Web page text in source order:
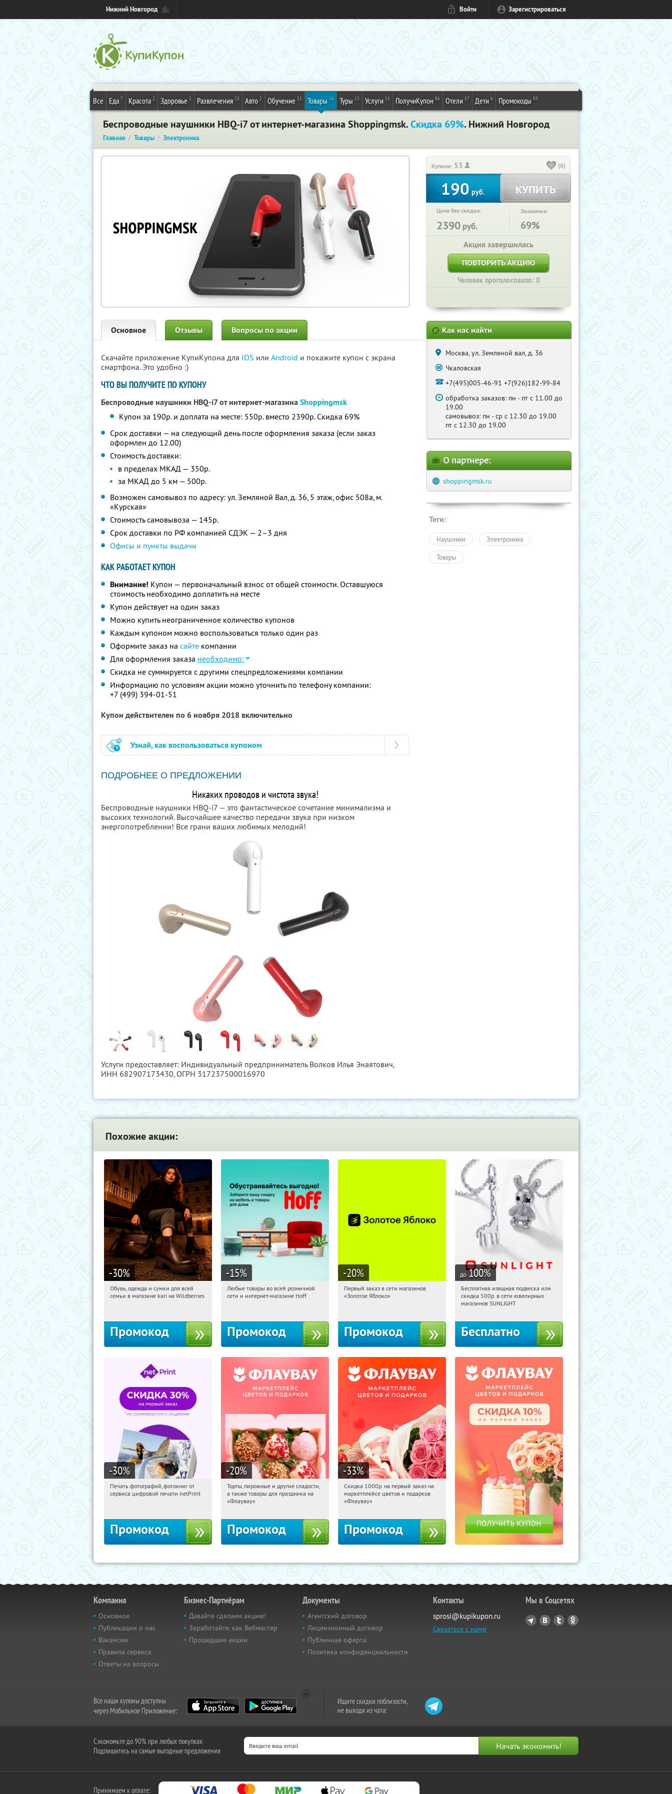
Нижний Новгород Войти Зарегистрироваться
Все Еда 7 Красота 2 Здоровье 1 Развлечения 25 Авто 2 Обучение 31 Товары 26 Туры 13 Услуги 13 ПолучиКупон 86 Отели 17 Дети 6 Промокоды 50
Беспроводные наушники HBQ-i7 от интернет-магазина Shoppingmsk.Скидка 69%. Нижний Новгород
Главная Товары Электроника
Купили: 53 (0)
190 руб. КУПИТЬ
Цена без скидки:
2390 руб.
Экономия:
69%
Акция завершилась
ПОВТОРИТЬ АКЦИЮ
Человек проголосовало: 0
Основное Отзывы Вопросы по акции
Скачайте приложение КупиКупона для IOS или Android и покажите купон с экрана
смартфона. Это удобно :)
ЧТО ВЫ ПОЛУЧИТЕ ПО КУПОНУ
Беспроводные наушники HBQ-i7 от интернет-магазинаShoppingmsk
Купон за 190р. и доплата на месте: 550р. вместо 2390р. Скидка 69%
Срок доставки — на следующий день после оформления заказа (если заказ
оформлен до 12.00)
Стоимость доставки:
в пределах МКАД — 350р.
за МКАД до 5 км — 500р.
Возможен самовывоз по адресу: ул. Земляной Вал, д. 36, 5 этаж, офис 508а, м.
«Курская»
Стоимость самовывоза — 145р.
Срок доставки по РФ компанией СДЭК — 2–3 дня
Офисы и пункты выдачи
КАК РАБОТАЕТ КУПОН
Внимание! Купон — первоначальный взнос от общей стоимости. Оставшуюся
стоимость необходимо доплатить на месте
Купон действует на один заказ
Можно купить неограниченное количество купонов
Каждым купоном можно воспользоваться только один раз
Оформите заказ на сайте компании
Для оформления заказа необходимо:
Скидка не суммируется с другими спецпредложениями компании
Информацию по условиям акции можно уточнить по телефону компании:
+7 (499) 394-01-51
Купон действителен по 6 ноября 2018 включительно
Узнай, как воспользоваться купоном
ПОДРОБНЕЕ О ПРЕДЛОЖЕНИИ
Никаких проводов и чистота звука!
Беспроводные наушники HBQ-i7 — это фантастическое сочетание минимализма и
высоких технологий. Высочайшее качество передачи звука при низком
энергопотреблении! Все грани ваших любимых мелодий!
Услуги предоставляет: Индивидуальный предприниматель Волков Илья Энаятович,
ИНН 682907173430, ОГРН 317237500016970
Как нас найти
Москва, ул. Земляной вал, д. 36
Чкаловская
+7(495)005-46-91 +7(926)182-99-84
обработка заказов: пн - пт с 11.00 до
19.00
самовывоз: пн - ср с 12.30 до 19.00
пт с 12.30 до 19.00
О партнере:
shoppingmsk.ru
Теги:
Наушники Электроника
Товары
Похожие акции:
-30%
14:20:56 Получили:
Обувь, одежда и сумки для всей
семьи в магазине kari на Wildberries
Промокод
-15%
14:20:56 Получили:
Любые товары во всей розничной
сети и интернет-магазине Hoff
Промокод
-20%
14:20:56
Получи первым!
Первый заказ в сети магазинов
«Золотое Яблоко»
Промокод
до 100%
14:20:56 Получили:
Россия
Бесплатная изящная подвеска или
скидка 500р. в сети ювелирных
магазинов SUNLIGHT
Бесплатно
-30%
14:20:56 Получили:
Печать фотографий, фотокниг от
сервиса цифровой печати netPrint
Промокод
-20%
14:20:56 Получили:
Россия
Торты, пирожные и другие сладости,
а также товары для праздника на
«Флаувау»
Промокод
-33%
14:20:56 Получили:
Россия
Скидка 1000р. на первый заказ на
маркетплейсе цветов и подарков
«Флаувау»
Промокод
Компания
Основное
Публикации о нас
Вакансии
Правила сервиса
Ответы на вопросы
Бизнес-Партнёрам
Давайте сделаем акцию!
Заработайте, как Вебмастер
Прошедшие акции
Документы
Агентский договор
Лицензионный договор
Публичная оферта
Политика конфиденциальности
Контакты
sprosi@kupikupon.ru
Связаться с нами
Мы в Соцсетях
Все наши купоны доступны
через Мобильное Приложение:
Ищите скидки поблизости,
не выходя из чата:
Сэкономьте до 90% при любых покупках
Подпишитесь на самые выгодные предложения
Принимаем к оплате: